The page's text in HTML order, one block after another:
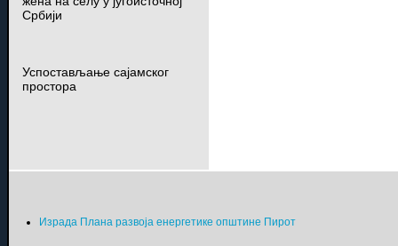
Србији
Успостављање сајамског
простора
Израда Плана развоја енергетике општине Пирот